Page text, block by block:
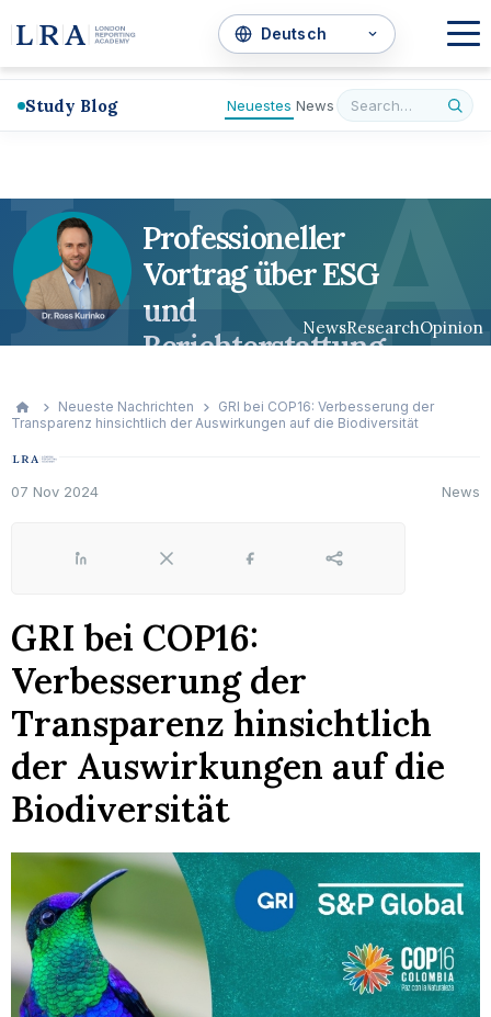
Study Blog Neuestes News
Professioneller
Vortrag über ESG
und
Berichterstattung
NewsResearchOpinion
LRA
Neueste Nachrichten
GRI bei COP16: Verbesserung der
Transparenz hinsichtlich der Auswirkungen auf die Biodiversität
07 Nov 2024 News
LinkedIn X Facebook Share
GRI bei COP16:
Verbesserung der
Transparenz hinsichtlich
der Auswirkungen auf die
Biodiversität